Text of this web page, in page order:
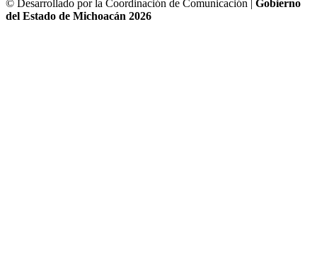
© Desarrollado por la Coordinación de Comunicación | Gobierno
del Estado de Michoacán 2026